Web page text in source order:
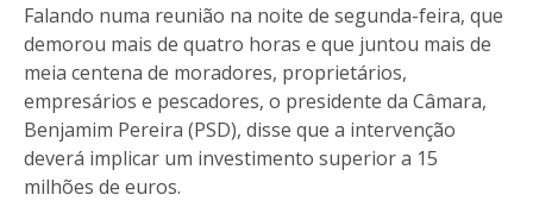
Falando numa reunião na noite de segunda-feira, que
demorou mais de quatro horas e que juntou mais de
meia centena de moradores, proprietários,
empresários e pescadores, o presidente da Câmara,
Benjamim Pereira (PSD), disse que a intervenção
deverá implicar um investimento superior a 15
milhões de euros.